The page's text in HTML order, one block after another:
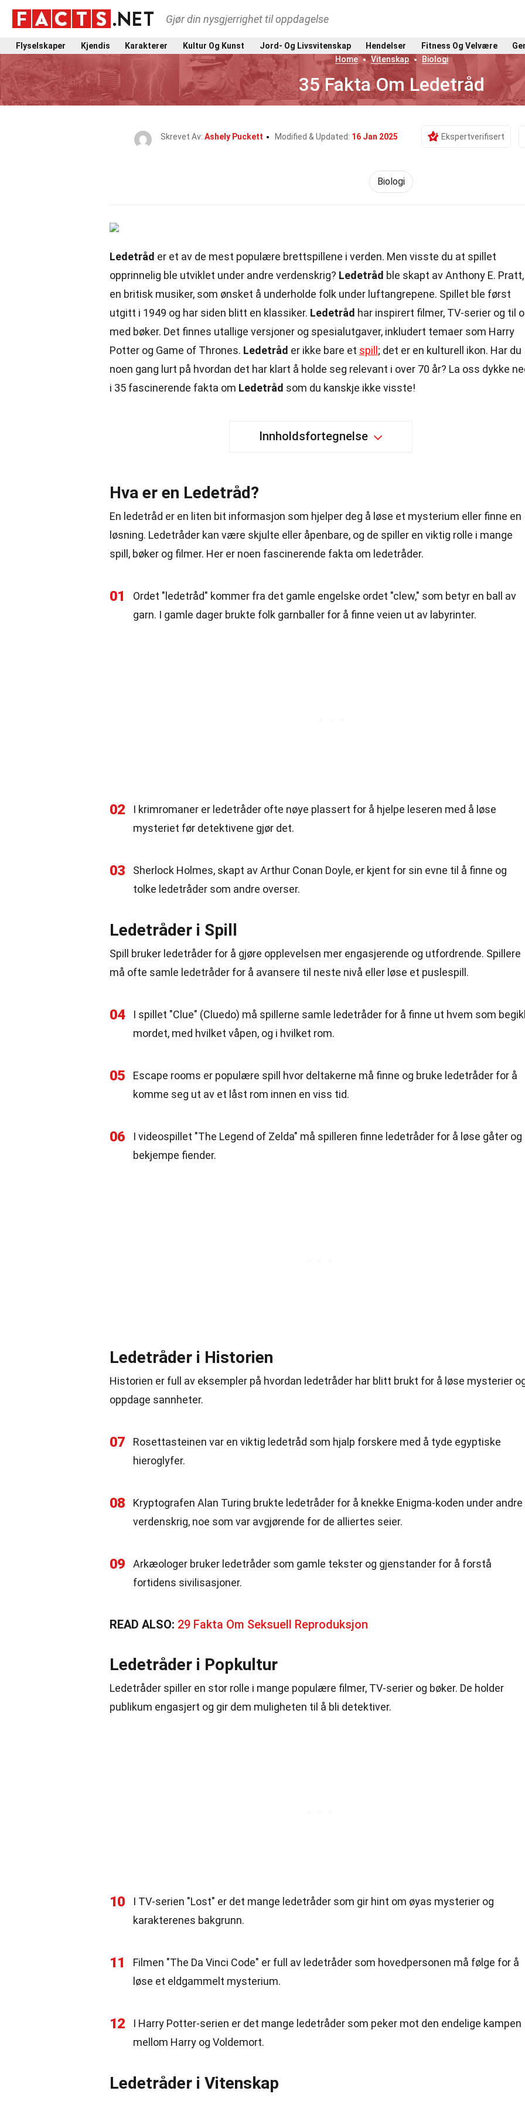
Gjør din nysgjerrighet til oppdagelse
Flyselskaper Kjendis Karakterer Kultur Og Kunst Jord- Og Livsvitenskap Hendelser Fitness Og Velvære
Home
Vitenskap Biologi
35 Fakta Om Ledetråd
Skrevet Av: Ashely Puckett Modified & Updated: 16 Jan 2025 Ekspertverifisert
Biologi
Ledetråd er et av de mest populære brettspillene i verden. Men visste du at spillet
opprinnelig ble utviklet under andre verdenskrig? Ledetråd ble skapt av Anthony E. Pratt,
en britisk musiker, som ønsket å underholde folk under luftangrepene. Spillet ble først
utgitt i 1949 og har siden blitt en klassiker. Ledetråd har inspirert filmer, TV-serier og til
med bøker. Det finnes utallige versjoner og spesialutgaver, inkludert temaer som Harry
Potter og Game of Thrones. Ledetråd er ikke bare et spill ; det er en kulturell ikon. Har du
noen gang lurt på hvordan det har klart å holde seg relevant i over 70 år? La oss dykke
i 35 fascinerende fakta om Ledetråd som du kanskje ikke visste!
Innholdsfortegnelse
Hva er en Ledetråd?
En ledetråd er en liten bit informasjon som hjelper deg å løse et mysterium eller finne en
løsning. Ledetråder kan være skjulte eller åpenbare, og de spiller en viktig rolle i mange
spill, bøker og filmer. Her er noen fascinerende fakta om ledetråder.
01
Ordet "ledetråd" kommer fra det gamle engelske ordet "clew," som betyr en ball av
garn. I gamle dager brukte folk garnballer for å finne veien ut av labyrinter.
02
I krimromaner er ledetråder ofte nøye plassert for å hjelpe leseren med å løse
mysteriet før detektivene gjør det.
03
Sherlock Holmes, skapt av Arthur Conan Doyle, er kjent for sin evne til å finne og
tolke ledetråder som andre overser.
Ledetråder i Spill
Spill bruker ledetråder for å gjøre opplevelsen mer engasjerende og utfordrende. Spillere
må ofte samle ledetråder for å avansere til neste nivå eller løse et puslespill.
04
I spillet "Clue" (Cluedo) må spillerne samle ledetråder for å finne ut hvem som
mordet, med hvilket våpen, og i hvilket rom.
05
Escape rooms er populære spill hvor deltakerne må finne og bruke ledetråder for å
komme seg ut av et låst rom innen en viss tid.
06
I videospillet "The Legend of Zelda" må spilleren finne ledetråder for å løse gåter og
bekjempe fiender.
Ledetråder i Historien
Historien er full av eksempler på hvordan ledetråder har blitt brukt for å løse mysterier
oppdage sannheter.
07
Rosettasteinen var en viktig ledetråd som hjalp forskere med å tyde egyptiske
hieroglyfer.
08
Kryptografen Alan Turing brukte ledetråder for å knekke Enigma-koden under andre
verdenskrig, noe som var avgjørende for de alliertes seier.
09
Arkæologer bruker ledetråder som gamle tekster og gjenstander for å forstå
fortidens sivilisasjoner.
READ ALSO: 29 Fakta Om Seksuell Reproduksjon
Ledetråder i Popkultur
Ledetråder spiller en stor rolle i mange populære filmer, TV-serier og bøker. De holder
publikum engasjert og gir dem muligheten til å bli detektiver.
10
I TV-serien "Lost" er det mange ledetråder som gir hint om øyas mysterier og
karakterenes bakgrunn.
11
Filmen "The Da Vinci Code" er full av ledetråder som hovedpersonen må følge for å
løse et eldgammelt mysterium.
12
I Harry Potter-serien er det mange ledetråder som peker mot den endelige kampen
mellom Harry og Voldemort.
Ledetråder i Vitenskap